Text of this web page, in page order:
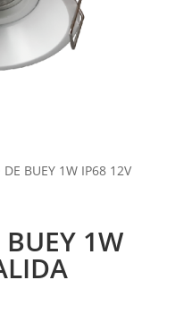
BUEY 1W IP68 12V
1W